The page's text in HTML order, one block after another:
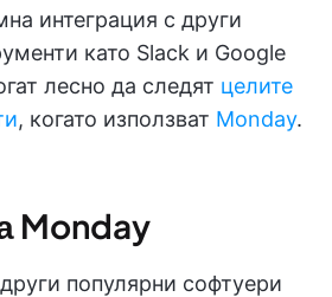
интеграция с други
като Slack и Google
лесно да следят целите
, когато използват Monday.
Monday
популярни софтуери